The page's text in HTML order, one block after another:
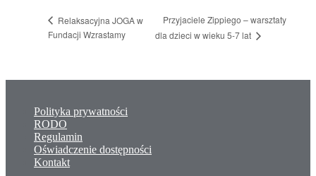
Relaksacyjna JOGA w
Fundacji Wzrastamy
Przyjaciele Zippiego – warsztaty
dla dzieci w wieku 5-7 lat
Polityka prywatności
RODO
Regulamin
Oświadczenie dostępności
Kontakt